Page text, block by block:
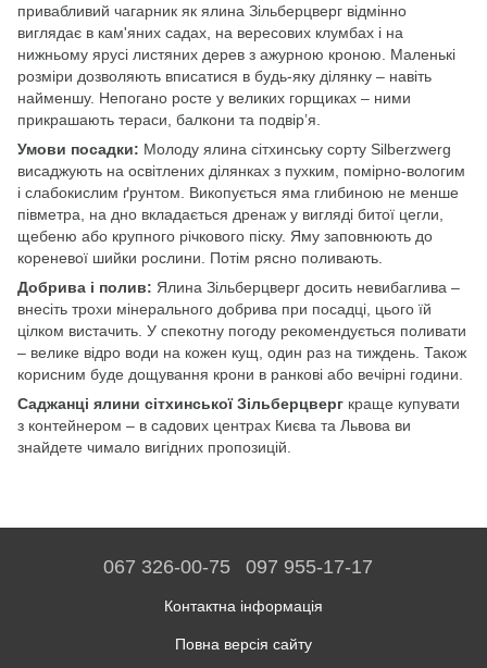
привабливий чагарник як ялина Зільберцверг відмінно
виглядає в кам'яних садах, на вересових клумбах і на
нижньому ярусі листяних дерев з ажурною кроною. Маленькі
розміри дозволяють вписатися в будь-яку ділянку – навіть
найменшу. Непогано росте у великих горщиках – ними
прикрашають тераси, балкони та подвір’я.
Умови посадки: Молоду ялина сітхинську сорту Silberzwerg
висаджують на освітлених ділянках з пухким, помірно-вологим
і слабокислим ґрунтом. Викопується яма глибиною не менше
півметра, на дно вкладається дренаж у вигляді битої цегли,
щебеню або крупного річкового піску. Яму заповнюють до
кореневої шийки рослини. Потім рясно поливають.
Добрива і полив: Ялина Зільберцверг досить невибаглива –
внесіть трохи мінерального добрива при посадці, цього їй
цілком вистачить. У спекотну погоду рекомендується поливати
– велике відро води на кожен кущ, один раз на тиждень. Також
корисним буде дощування крони в ранкові або вечірні години.
Саджанці ялини сітхинської Зільберцверг краще купувати
з контейнером – в садових центрах Києва та Львова ви
знайдете чимало вигідних пропозицій.
067 326-00-75 097 955-17-17
Контактна інформація
Повна версія сайту